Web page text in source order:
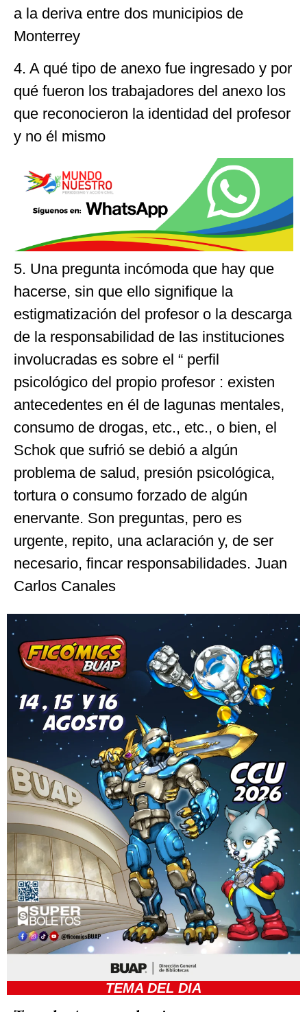
a la deriva entre dos municipios de
Monterrey
4. A qué tipo de anexo fue ingresado y por
qué fueron los trabajadores del anexo los
que reconocieron la identidad del profesor
y no él mismo
5. Una pregunta incómoda que hay que
hacerse, sin que ello signifique la
estigmatización del profesor o la descarga
de la responsabilidad de las instituciones
involucradas es sobre el “ perfil
psicológico del propio profesor : existen
antecedentes en él de lagunas mentales,
consumo de drogas, etc., etc., o bien, el
Schok que sufrió se debió a algún
problema de salud, presión psicológica,
tortura o consumo forzado de algún
enervante. Son preguntas, pero es
urgente, repito, una aclaración y, de ser
necesario, fincar responsabilidades. Juan
Carlos Canales
TEMA DEL DIA